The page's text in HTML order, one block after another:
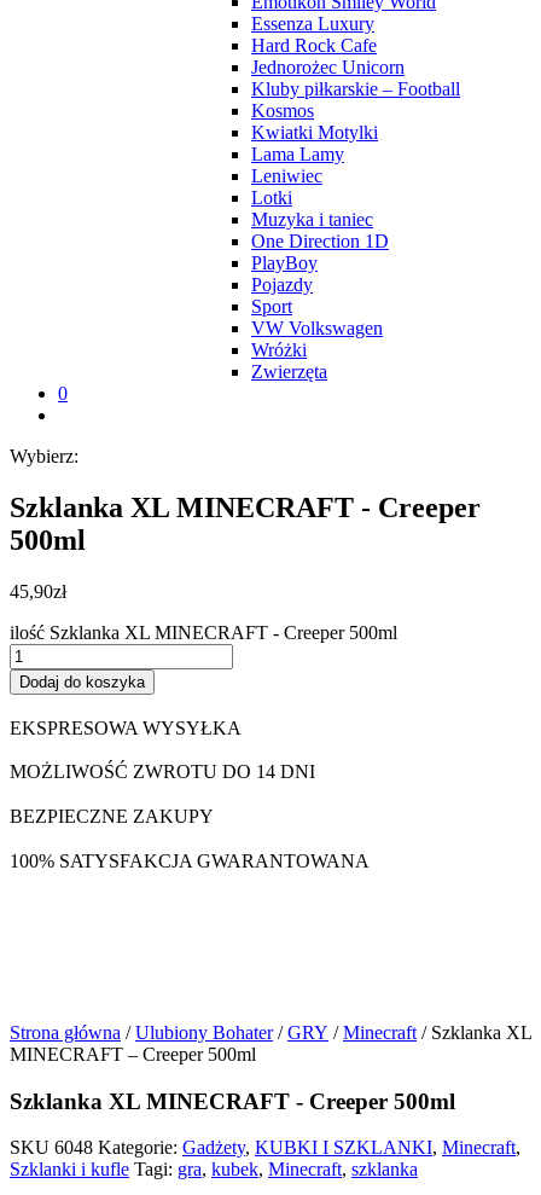
Essenza Luxury
Hard Rock Cafe
Jednorożec Unicorn
Kluby piłkarskie – Football
Kosmos
Kwiatki Motylki
Lama Lamy
Leniwiec
Lotki
Muzyka i taniec
One Direction 1D
PlayBoy
Pojazdy
Sport
VW Volkswagen
Wróżki
Zwierzęta
0
Wybierz:
Szklanka XL MINECRAFT - Creeper
500ml
45,90zł
ilość Szklanka XL MINECRAFT - Creeper 500ml
Dodaj do koszyka
EKSPRESOWA WYSYŁKA
MOŻLIWOŚĆ ZWROTU DO 14 DNI
BEZPIECZNE ZAKUPY
100% SATYSFAKCJA GWARANTOWANA
Strona główna /Ulubiony Bohater/GRY /Minecraft / Szklanka XL
MINECRAFT – Creeper 500ml
Szklanka XL MINECRAFT - Creeper 500ml
SKU 6048 Kategorie: Gadżety, KUBKI I SZKLANKI, Minecraft,
Szklanki i kufle Tagi: gra, kubek, Minecraft, szklanka